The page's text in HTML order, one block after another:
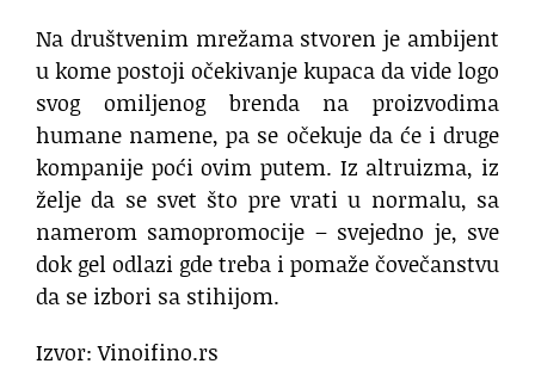
Na društvenim mrežama stvoren je ambijent
u kome postoji očekivanje kupaca da vide logo
svog omiljenog brenda na proizvodima
humane namene, pa se očekuje da će i druge
kompanije poći ovim putem. Iz altruizma, iz
želje da se svet što pre vrati u normalu, sa
namerom samopromocije – svejedno je, sve
dok gel odlazi gde treba i pomaže čovečanstvu
da se izbori sa stihijom.
Izvor: Vinoifino.rs